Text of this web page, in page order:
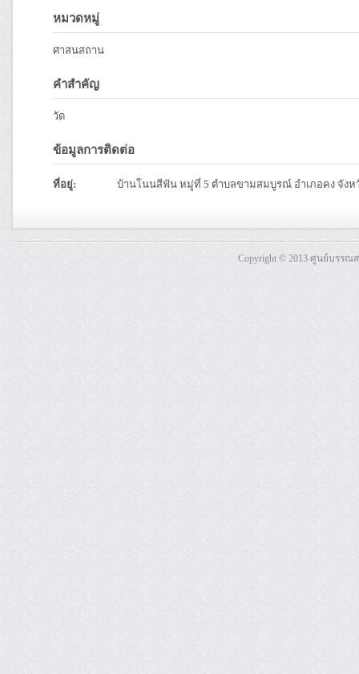
หมวดหมู่
ศาสนสถาน
คำสำคัญ
วัด
ข้อมูลการติดต่อ
ที่อยู่: บ้านโนนสีฟัน หมู่ที่ 5 ตำบลขามสมบูรณ์ อำเภอคง จังห
Copyright © 2013 ศูนย์บรร